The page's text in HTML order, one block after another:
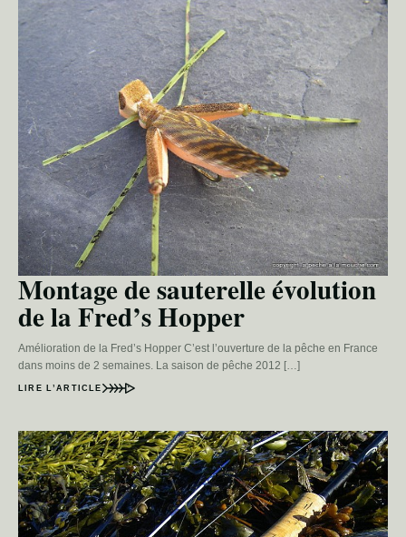
Montage de sauterelle évolution
de la Fred’s Hopper
Amélioration de la Fred’s Hopper C’est l’ouverture de la pêche en France
dans moins de 2 semaines. La saison de pêche 2012 […]
LIRE L’ARTICLE